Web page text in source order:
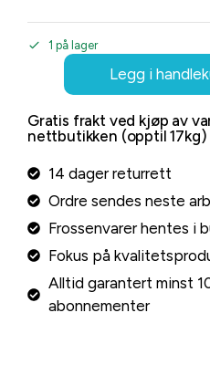
1 på lager
Legg i
Gratis frakt ved kjøp av
nettbutikken (opptil 17kg)
14 dager returrett
Ordre sendes neste
Frossenvarer hentes i
Fokus på
Alltid garantert minst
abonnementer